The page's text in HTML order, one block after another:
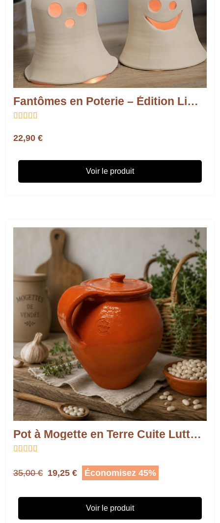
Fantômes en Poterie – Édition Limitée
    
22,90 €
Voir le produit
Pot à Mogette en Terre Cuite Lutton | Fabrication Artisanale Vendéenne
    
35,00 € 19,25 € Économisez 45%
Voir le produit